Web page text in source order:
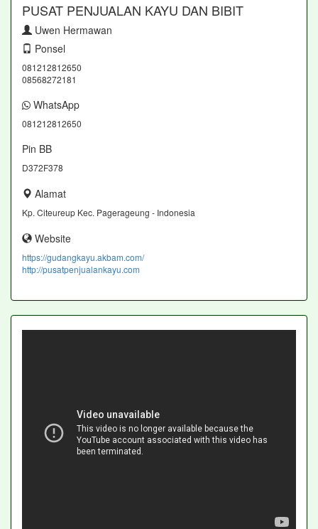
PUSAT PENJUALAN KAYU DAN BIBIT
Uwen Hermawan
Ponsel
081212812650
08568272181
WhatsApp
081212812650
Pin BB
D372F378
Alamat
Kp. Citeureup Kec. Pagerageung - Indonesia
Website
https://gudangkayu.akbam.com/
http://pusatpenjualankayu.com